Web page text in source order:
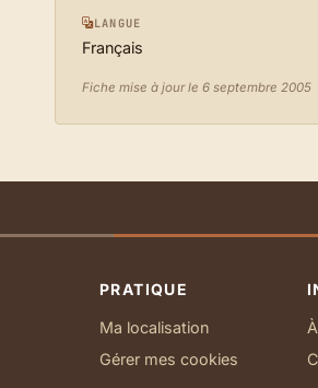
LANGUE
Français
Fiche mise à jour le 6 septembre 2005
PRATIQUE
Ma localisation
Gérer mes cookies